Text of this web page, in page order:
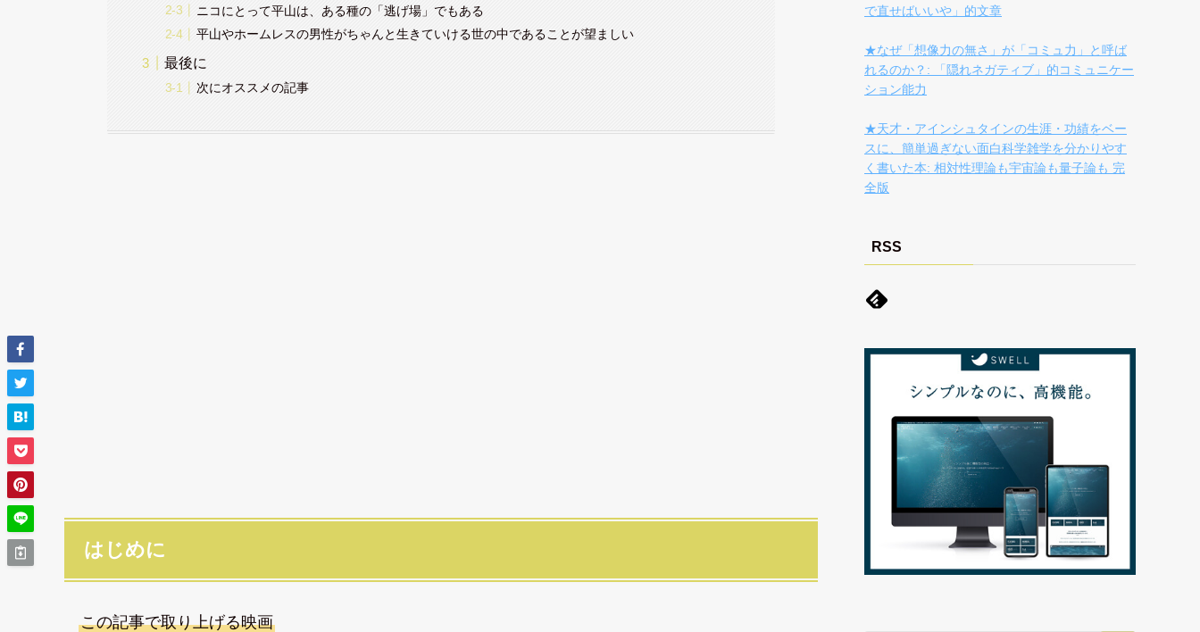
ニコにとって平山は、ある種の「逃げ場」でもある
平山やホームレスの男性がちゃんと生きていける世の中であることが望ましい
最後に
次にオススメの記事
はじめに
この記事で取り上げる映画
で直せばいいや」的文章
★なぜ「想像力の無さ」が「コミュ力」と呼ば
れるのか？: 「隠れネガティブ」的コミュニケー
ション能力
★天才・アインシュタインの生涯・功績をベー
スに、簡単過ぎない面白科学雑学を分かりやす
く書いた本: 相対性理論も宇宙論も量子論も 完
全版
RSS